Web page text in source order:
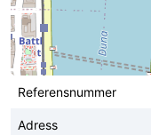
Referensnummer
Adress